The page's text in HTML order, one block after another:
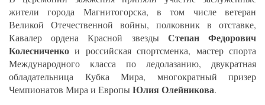
жители города Магнитогорска, в том числе ветеран
Великой Отечественной войны, полковник в отставке,
Кавалер ордена Красной звезды Степан Федорович
Колесниченко и российская спортсменка, мастер спорта
Международного класса по ледолазанию, двукратная
обладательница Кубка Мира, многократный призер
Чемпионатов Мира и ЕвропыЮлия Олейникова.